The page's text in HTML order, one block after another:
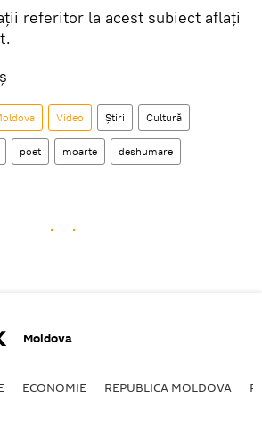
referitor la acest subiect aflați
Video Știri Cultură
poet moarte deshumare
Moldova
ECONOMIE REPUBLICA MOLDOVA